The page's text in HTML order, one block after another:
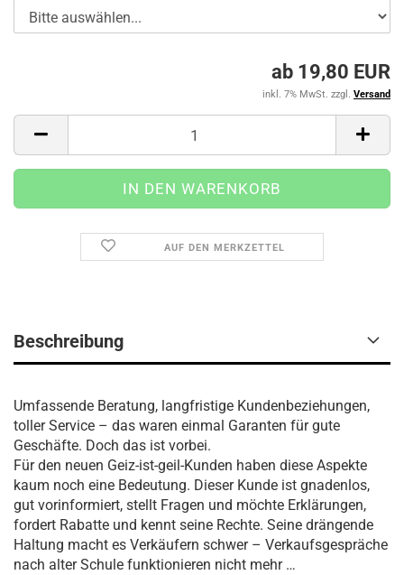
ab 19,80 EUR
inkl. 7% MwSt. zzgl. Versand
AUF DEN MERKZETTEL
Beschreibung
Umfassende Beratung, langfristige Kundenbeziehungen,
toller Service – das waren einmal Garanten für gute
Geschäfte. Doch das ist vorbei.
Für den neuen Geiz-ist-geil-Kunden haben diese Aspekte
kaum noch eine Bedeutung. Dieser Kunde ist gnadenlos,
gut vorinformiert, stellt Fragen und möchte Erklärungen,
fordert Rabatte und kennt seine Rechte. Seine drängende
Haltung macht es Verkäufern schwer – Verkaufsgespräche
nach alter Schule funktionieren nicht mehr …